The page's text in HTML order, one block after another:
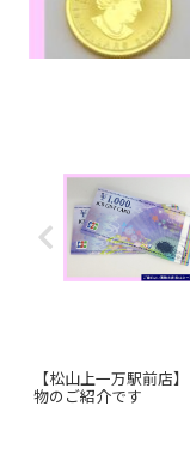
【松山上一万駅前店
物のご紹介です